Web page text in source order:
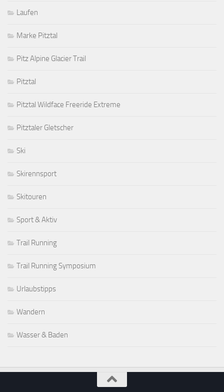
Laufen
Marke Pitztal
Pitz Alpine Glacier Trail
Pitztal
Pitztal Wildface Freeride Extreme
Pitztaler Gletscher
Ski
Skirennsport
Skitouren
Sport & Aktiv
Trail Running
Trail Running Symposium
Urlaubstipps
Wandern
Wasser & Baden